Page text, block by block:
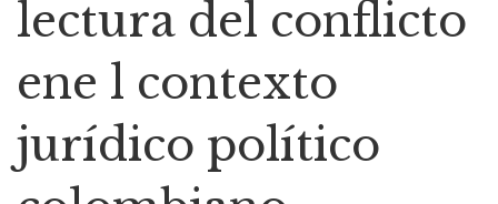
$29,08.$20,36.
lectura del conflicto
ene l contexto
jurídico político